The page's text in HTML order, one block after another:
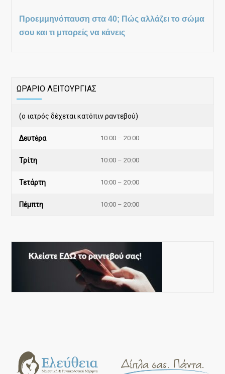
Προεμμηνόπαυση στα 40; Πώς αλλάζει το σώμα
σου και τι μπορείς να κάνεις
ΩΡΑΡΙΟ ΛΕΙΤΟΥΡΓΙΑΣ
(ο ιατρός δέχεται κατόπιν ραντεβού)
Δευτέρα 10:00 – 20:00
Τρίτη 10:00 – 20:00
Τετάρτη 10:00 – 20:00
Πέμπτη 10:00 – 20:00